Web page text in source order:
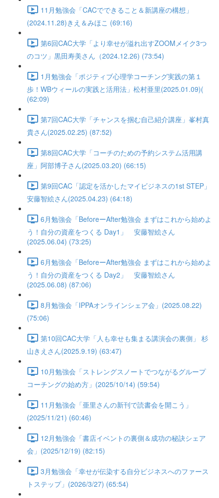
11月勉強会「CACでできること＆新講座の構想」
(2024.11.28)きえ＆みほこ (69:16)
第6回CAC大学「より幸せが溢れ出すZOOMメイク3つ
のコツ」黒田寿美さん（2024.12.26) (73:54)
1月勉強会「ポジティブ心理学コーチング実践の第１
歩！WBウィールの実践と活用法」松村亜里(2025.01.09)(
(62:09)
第7回CAC大学「チャンスを掴む自己紹介講座」峯村真
貴さん(2025.02.25) (87:52)
第8回CAC大学「コーチのための予約システム活用講
座」阿部博子さん(2025.03.20) (66:15)
第9回CAC「認定を活かしたマイビジネスの1st STEP」
安藤智絵さん(2025.04.23) (64:18)
6月勉強会「BeforeーAfter勉強会 まずはこれから始めよ
う！自分の資産をつくる Day1」 安藤智絵さん
(2025.06.04) (73:25)
6月勉強会「BeforeーAfter勉強会 まずはこれから始めよ
う！自分の資産をつくる Day2」 安藤智絵さん
(2025.06.08) (87:06)
8月勉強会「IPPAオンラインシェア会」(2025.08.22)
(75:06)
第10回CAC大学「人も幸せも集まる講演会の裏側」 杉
山きえさん(2025.9.19) (63:47)
10月勉強会「ストレングスノートでつながるグループ
コーチングの始め方」(2025/10/14) (59:54)
11月勉強会「亜里さんの新刊で読書会を開こう」
(2025/11/21) (60:46)
12月勉強会「書店イベントの裏側＆成功の秘訣シェア
会」(2025/12/19) (82:15)
3月勉強会「幸せが伝染する自分ビジネスへのファース
トステップ」(2026/3/27) (65:54)